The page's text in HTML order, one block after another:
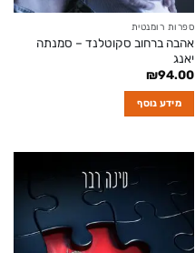
ספרות רומנטית
אהבה ברחוב סקוטלנד – סמנתה
יאנג
₪94.00
מידע נוסף